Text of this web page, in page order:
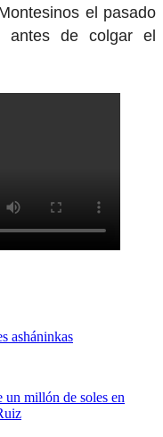
el pasado
de colgar el
asháninkas
un millón de soles en